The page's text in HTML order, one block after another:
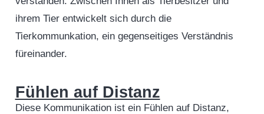
ihrem Tier entwickelt sich durch die
Tierkommunkation, ein gegenseitiges Verständnis
füreinander.
Fühlen auf Distanz
Diese Kommunikation ist ein Fühlen auf Distanz,